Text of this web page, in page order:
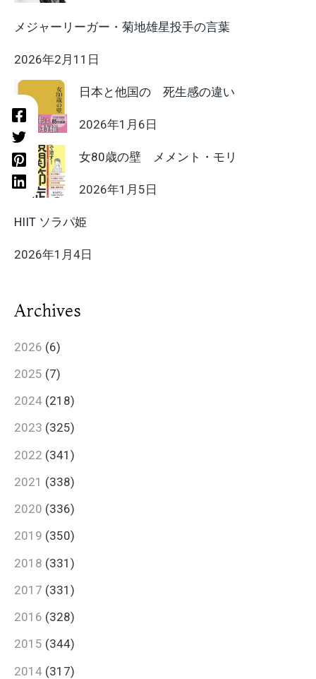
メジャーリーガー・菊地雄星投手の言葉
2026年2月11日
日本と他国の 死生感の違い
2026年1月6日
女80歳の壁 メメント・モリ
2026年1月5日
HIIT ソラパ姫
2026年1月4日
Archives
2026 (6)
2025 (7)
2024 (218)
2023 (325)
2022 (341)
2021 (338)
2020 (336)
2019 (350)
2018 (331)
2017 (331)
2016 (328)
2015 (344)
2014 (317)